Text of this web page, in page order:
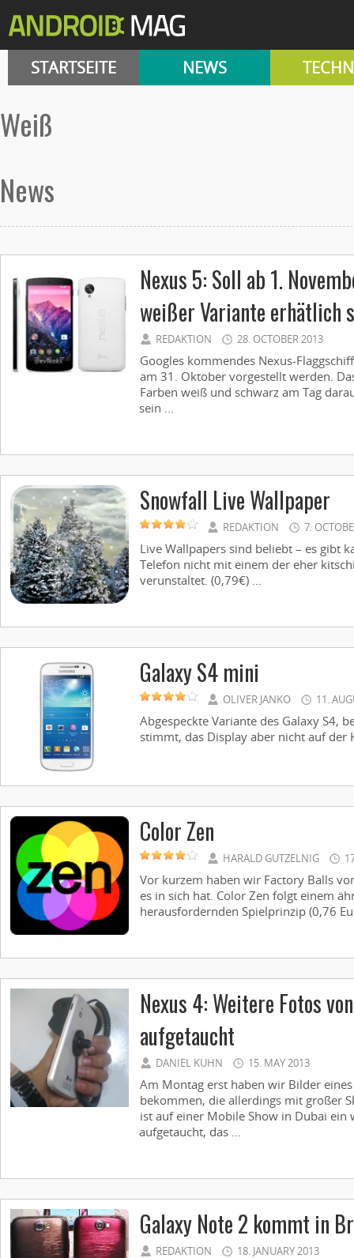
STARTSEITE NEWS
weiß
News
Nexus 5: Soll ab 1.
weißer Variante erhätlich
REDAKTION 28. OCTOBER 2013
Googles kommendes Nexus-
am 31. Oktober vorgestellt werden.
Farben weiß und schwarz am Tag
sein ...
Snowfall Live Wallpaper
REDAKTION 7.
Live Wallpapers sind beliebt – es gibt
Telefon nicht mit einem der eher
verunstaltet. (0,79€) ...
Galaxy S4 mini
OLIVER JANKO 11.
Abgespeckte Variante des Galaxy S4,
stimmt, das Display aber nicht auf der
Color Zen
HARALD GUTZELNIG
Vor kurzem haben wir Factory Balls
es in sich hat. Color Zen folgt einem
herausfordernden Spielprinzip (0,76
Nexus 4: Weitere Fotos
aufgetaucht
DANIEL KUHN 15. MAY 2013
Am Montag erst haben wir Bilder
bekommen, die allerdings mit großer
ist auf einer Mobile Show in Dubai ein
aufgetaucht, das ...
Galaxy Note 2 kommt in
REDAKTION 18. JANUARY 2013